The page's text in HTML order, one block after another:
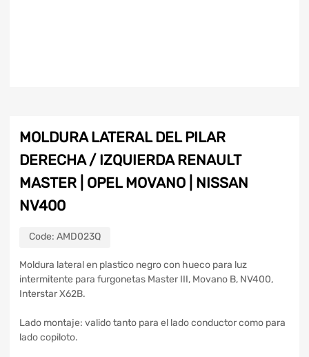
MOLDURA LATERAL DEL PILAR
DERECHA / IZQUIERDA RENAULT
MASTER | OPEL MOVANO | NISSAN
NV400
Code: AMD023Q
Moldura lateral en plastico negro con hueco para luz
intermitente para furgonetas Master III, Movano B, NV400,
Interstar X62B.
Lado montaje: valido tanto para el lado conductor como para
lado copiloto.